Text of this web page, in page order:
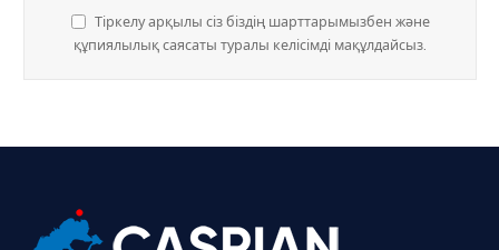
Тіркелу арқылы сіз біздің шарттарымызбен және
құпиялылық саясаты туралы келісімді мақұлдайсыз.